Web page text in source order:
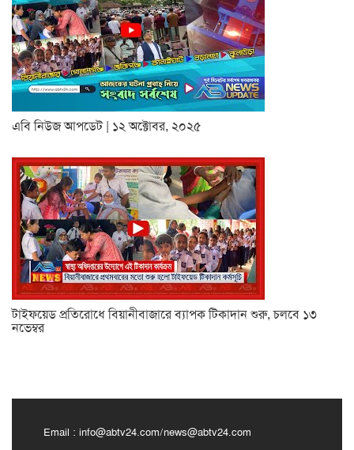
এবি নিউজ আপডেট | ১২ অক্টোবর, ২০২৫
টাইফয়েড প্রতিরোধে বিয়ানীবাজারে ব্যাপক টিকাদান শুরু, চলবে ১৩
নভেম্বর
Email : info@abtv24.com/news@abtv24.com